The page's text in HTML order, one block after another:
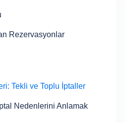
Rezervasyonlar
Tekli ve Toplu İptaller
Nedenlerini Anlamak